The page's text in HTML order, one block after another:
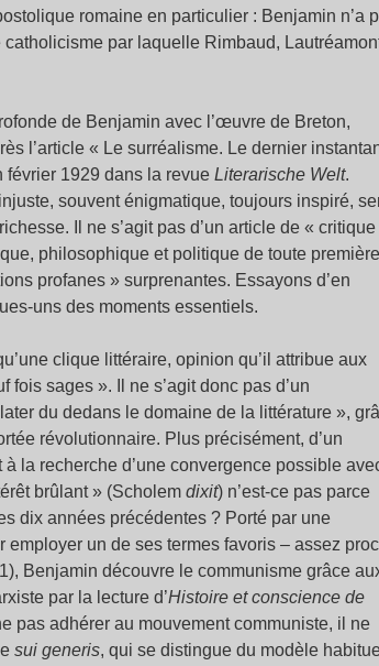
romaine en particulier : Benjamin n’a
par laquelle Rimbaud,
de Benjamin avec l’œuvre de Breton,
l’article « Le surréalisme. Le dernier
février 1929 dans la revue Literarische Welt.
souvent énigmatique, toujours inspiré,
Il ne s’agit pas d’un article de « critique
philosophique et politique de toute première
profanes » surprenantes. Essayons d’en
uns des moments essentiels.
clique littéraire, opinion qu’il attribue aux
sages ». Il ne s’agit donc pas d’un
du dedans le domaine de la littérature »,
révolutionnaire. Plus précisément, d’un
la recherche d’une convergence possible
brûlant » (Scholem dixit) n’est-ce pas parce
dix années précédentes ? Porté par une
un de ses termes favoris – assez
Benjamin découvre le communisme grâce
par la lecture d’Histoire et conscience de
pas adhérer au mouvement communiste, il ne
sui generis, qui se distingue du modèle